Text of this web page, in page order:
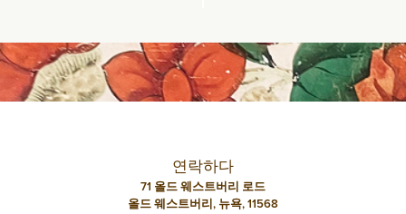
네
비
게
연락하다
71 올드 웨스트버리 로드
올드 웨스트버리, 뉴욕, 11568